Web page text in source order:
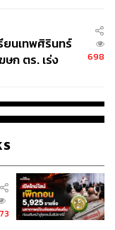
ยนเทพศิรินทร์
ก ตร. เร่ง
698